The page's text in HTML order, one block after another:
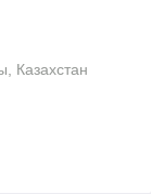
Казахстан